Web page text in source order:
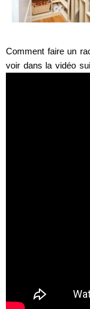
Comment faire un
voir dans la vidéo